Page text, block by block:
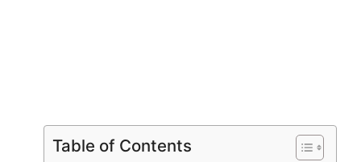
Table of Contents